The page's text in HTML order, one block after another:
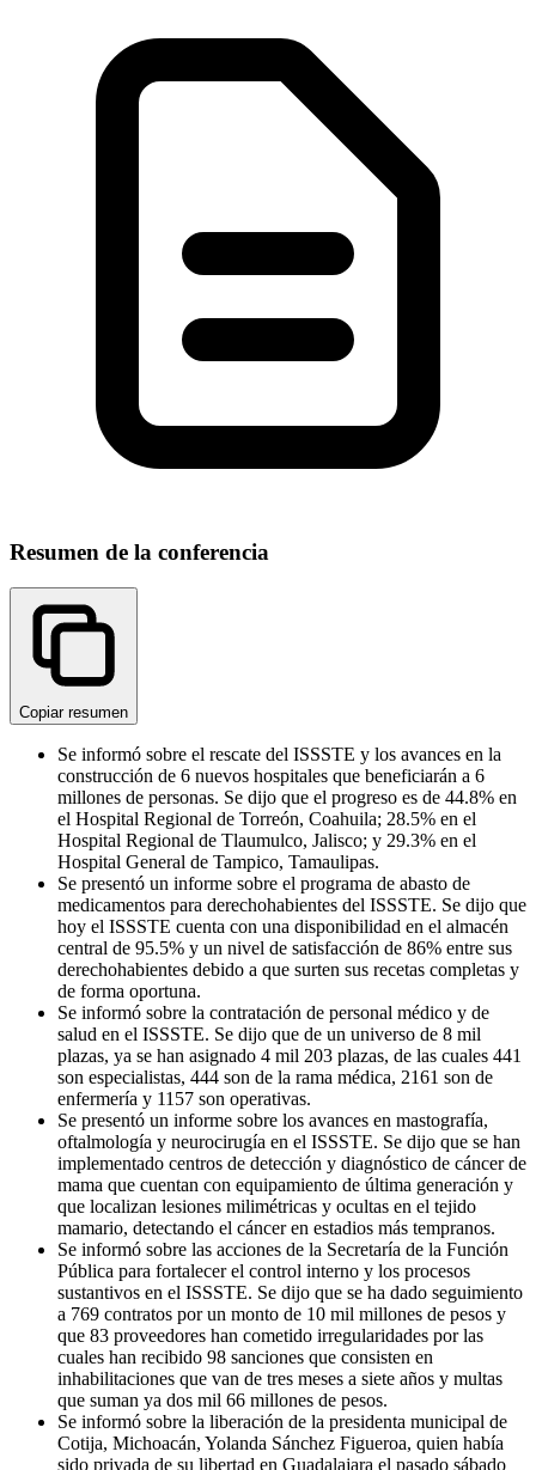
Resumen de la conferencia
Copiar resumen
Se informó sobre el rescate del ISSSTE y los avances en la
construcción de 6 nuevos hospitales que beneficiarán a 6
millones de personas. Se dijo que el progreso es de 44.8% en
el Hospital Regional de Torreón, Coahuila; 28.5% en el
Hospital Regional de Tlaumulco, Jalisco; y 29.3% en el
Hospital General de Tampico, Tamaulipas.
Se presentó un informe sobre el programa de abasto de
medicamentos para derechohabientes del ISSSTE. Se dijo que
hoy el ISSSTE cuenta con una disponibilidad en el almacén
central de 95.5% y un nivel de satisfacción de 86% entre sus
derechohabientes debido a que surten sus recetas completas y
de forma oportuna.
Se informó sobre la contratación de personal médico y de
salud en el ISSSTE. Se dijo que de un universo de 8 mil
plazas, ya se han asignado 4 mil 203 plazas, de las cuales 441
son especialistas, 444 son de la rama médica, 2161 son de
enfermería y 1157 son operativas.
Se presentó un informe sobre los avances en mastografía,
oftalmología y neurocirugía en el ISSSTE. Se dijo que se han
implementado centros de detección y diagnóstico de cáncer de
mama que cuentan con equipamiento de última generación y
que localizan lesiones milimétricas y ocultas en el tejido
mamario, detectando el cáncer en estadios más tempranos.
Se informó sobre las acciones de la Secretaría de la Función
Pública para fortalecer el control interno y los procesos
sustantivos en el ISSSTE. Se dijo que se ha dado seguimiento
a 769 contratos por un monto de 10 mil millones de pesos y
que 83 proveedores han cometido irregularidades por las
cuales han recibido 98 sanciones que consisten en
inhabilitaciones que van de tres meses a siete años y multas
que suman ya dos mil 66 millones de pesos.
Se informó sobre la liberación de la presidenta municipal de
Cotija, Michoacán, Yolanda Sánchez Figueroa, quien había
sido privada de su libertad en Guadalajara el pasado sábado